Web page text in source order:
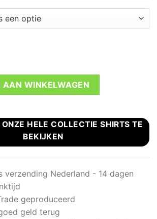
dames aantal
AAN WINKELWAGEN
HELE COLLECTIE SHIRTS TE
BEKIJKEN
verzending Nederland - 14 dagen
geproduceerd
geld terug